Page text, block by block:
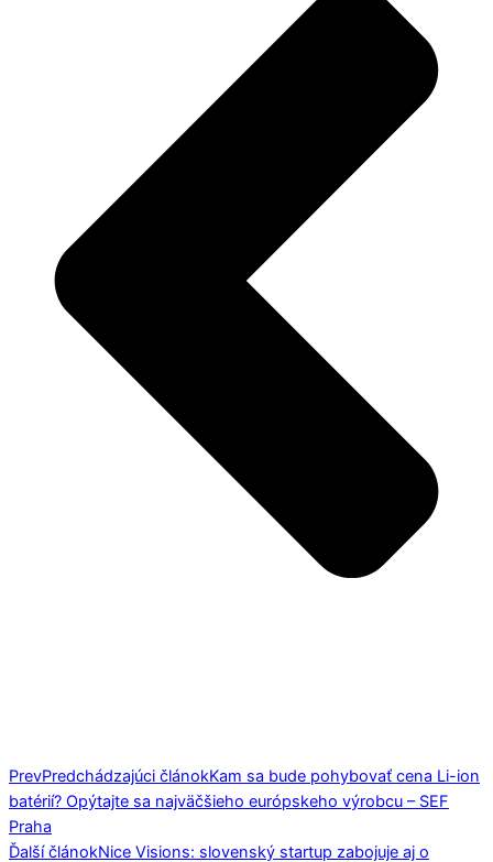
PrevPredchádzajúci článokKam sa bude pohybovať cena Li-ion
batérií? Opýtajte sa najväčšieho európskeho výrobcu – SEF
Praha
Ďalší článokNice Visions: slovenský startup zabojuje aj o